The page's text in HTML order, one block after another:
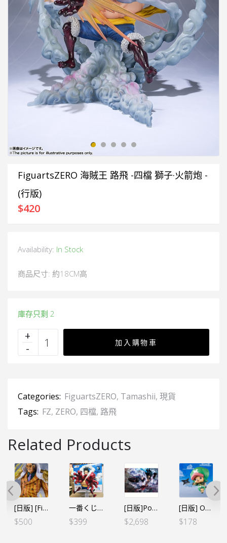
FiguartsZERO 海賊王 路飛 -四檔 獅子·火箭炮 -
(行版)
$420
Availability: In Stock
商品尺寸: 約18CM高
庫存只剩 2
加入購物車
Categories: FiguartsZERO, Tamashii, 現貨
Tags: FZ, ZERO, 四檔, 路飛
Related Products
[日版] [Figuarts Zero] 超激戰 海軍三大將 黃猿
$500
一番くじ -海賊王への道- D賞 路飛 四檔 獅子火箭炮
$399
[日版]Portrait.Of.Pirates POP ONE PIECE“SA-MAXIMUM” 路飛。四檔蛇人（日）
$2,698
[日版] ONE PIECE FiguartsZERO 索柏衛門
$178